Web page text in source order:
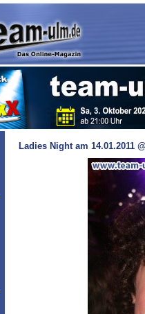
Ladies Night am 14.01.2011